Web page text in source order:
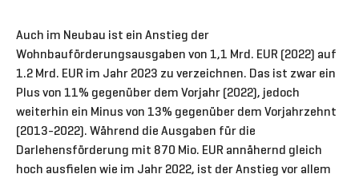
Auch im Neubau ist ein Anstieg der
Wohnbauförderungsausgaben von 1,1 Mrd. EUR (2022) auf
1.2 Mrd. EUR im Jahr 2023 zu verzeichnen. Das ist zwar ein
Plus von 11% gegenüber dem Vorjahr (2022), jedoch
weiterhin ein Minus von 13% gegenüber dem Vorjahrzehnt
(2013-2022). Während die Ausgaben für die
Darlehensförderung mit 870 Mio. EUR annähernd gleich
hoch ausfielen wie im Jahr 2022, ist der Anstieg vor allem